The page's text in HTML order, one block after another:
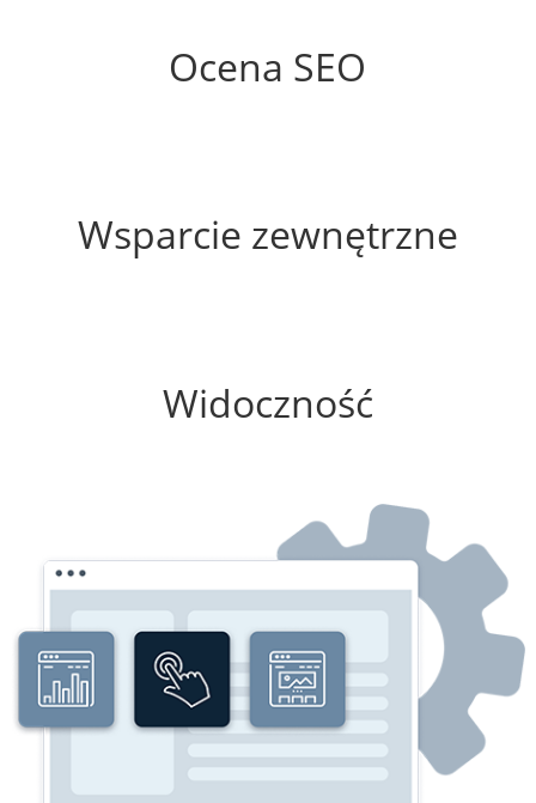
Ocena SEO
Wsparcie zewnętrzne
Widoczność